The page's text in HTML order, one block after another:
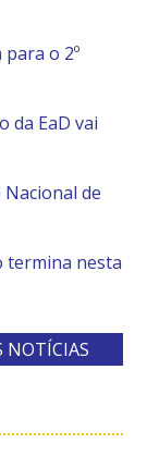
para o 2º
da EaD vai
de
termina nesta
NOTÍCIAS